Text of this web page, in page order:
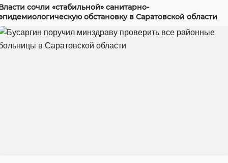
сочли «стабильной» санитарно-
обстановку в Саратовской области